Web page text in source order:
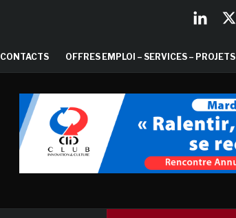
CONTACTS OFFRES EMPLOI – SERVICES – PROJETS